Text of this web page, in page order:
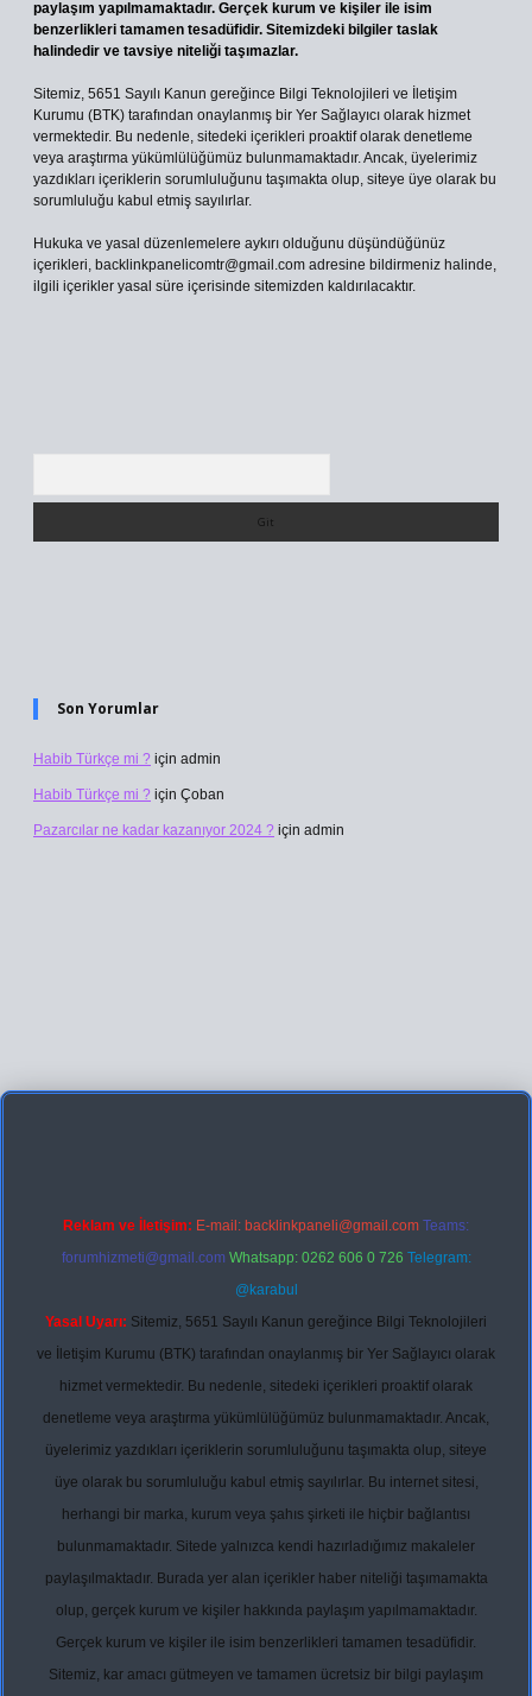
paylaşım yapılmamaktadır. Gerçek kurum ve kişiler ile isim
benzerlikleri tamamen tesadüfidir. Sitemizdeki bilgiler taslak
halindedir ve tavsiye niteliği taşımazlar.
Sitemiz, 5651 Sayılı Kanun gereğince Bilgi Teknolojileri ve İletişim
Kurumu (BTK) tarafından onaylanmış bir Yer Sağlayıcı olarak hizmet
vermektedir. Bu nedenle, sitedeki içerikleri proaktif olarak denetleme
veya araştırma yükümlülüğümüz bulunmamaktadır. Ancak, üyelerimiz
yazdıkları içeriklerin sorumluluğunu taşımakta olup, siteye üye olarak bu
sorumluluğu kabul etmiş sayılırlar.
Hukuka ve yasal düzenlemelere aykırı olduğunu düşündüğünüz
içerikleri, backlinkpanelicomtr@gmail.com adresine bildirmeniz halinde,
ilgili içerikler yasal süre içerisinde sitemizden kaldırılacaktır.
Son Yorumlar
Habib Türkçe mi ? için admin
Habib Türkçe mi ? için Çoban
Pazarcılar ne kadar kazanıyor 2024 ? için admin
Reklam ve İletişim: E-mail: backlinkpaneli@gmail.com Teams:
forumhizmeti@gmail.com Whatsapp: 0262 606 0 726 Telegram:
@karabul
Yasal Uyarı: Sitemiz, 5651 Sayılı Kanun gereğince Bilgi Teknolojileri
ve İletişim Kurumu (BTK) tarafından onaylanmış bir Yer Sağlayıcı olarak
hizmet vermektedir. Bu nedenle, sitedeki içerikleri proaktif olarak
denetleme veya araştırma yükümlülüğümüz bulunmamaktadır. Ancak,
üyelerimiz yazdıkları içeriklerin sorumluluğunu taşımakta olup, siteye
üye olarak bu sorumluluğu kabul etmiş sayılırlar. Bu internet sitesi,
herhangi bir marka, kurum veya şahıs şirketi ile hiçbir bağlantısı
bulunmamaktadır. Sitede yalnızca kendi hazırladığımız makaleler
paylaşılmaktadır. Burada yer alan içerikler haber niteliği taşımamakta
olup, gerçek kurum ve kişiler hakkında paylaşım yapılmamaktadır.
Gerçek kurum ve kişiler ile isim benzerlikleri tamamen tesadüfidir.
Sitemiz, kar amacı gütmeyen ve tamamen ücretsiz bir bilgi paylaşım